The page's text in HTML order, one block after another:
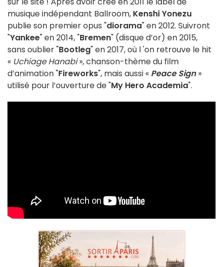
musique indépendant Ballroom, Kenshi Yonezu
publie son premier opus "diorama" en 2012. Suivront
"Yankee" en 2014, "Bremen" (disque d’or) en 2015,
sans oublier "Bootleg" en 2017, où l 'on retrouve le hit
« Uchiage Hanabi», chanson-thème du film
d’animation "Fireworks", mais aussi « Peace Sign »
utilisé pour l’ouverture de "My Hero Academia".